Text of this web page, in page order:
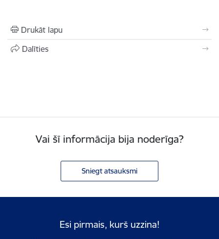
Drukāt lapu
Dalīties
Vai šī informācija bija noderīga?
Sniegt atsauksmi
Esi pirmais, kurš uzzina!